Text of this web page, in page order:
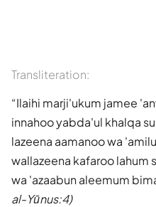
Transliteration:
Ilaihi marji'ukum jamee
innahoo yabda'ul khalqa
lazeena aamanoo wa
wallazeena kafaroo lahum
wa 'azaabun aleemum
al-Yūnus:4)